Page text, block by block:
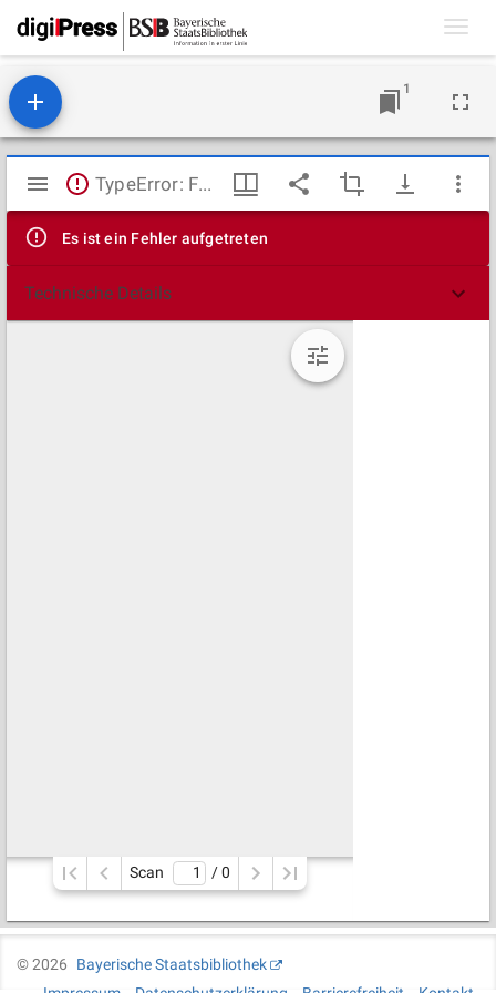
1
Mirador
Viewer
TypeError: Failed to fetch
Es ist ein Fehler aufgetreten
Technische Details
Scan / 0
©2026
Bayerische Staatsbibliothek